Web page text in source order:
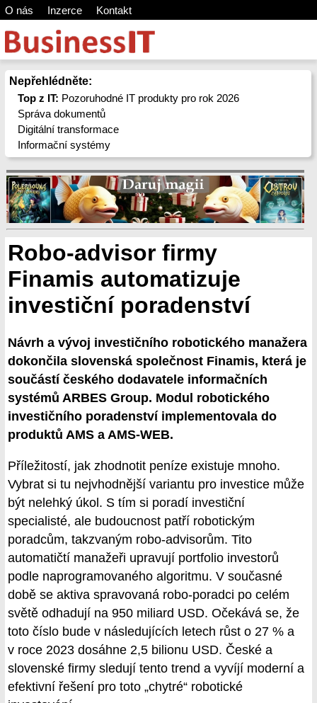
O nás Inzerce Kontakt
Nepřehlédněte:
Top z IT: Pozoruhodné IT produkty pro rok 2026
Správa dokumentů
Digitální transformace
Informační systémy
Robo-advisor firmy
Finamis automatizuje
investiční poradenství
Návrh a vývoj investičního robotického manažera
dokončila slovenská společnost Finamis, která je
součástí českého dodavatele informačních
systémů ARBES Group. Modul robotického
investičního poradenství implementovala do
produktů AMS a AMS-WEB.
Příležitostí, jak zhodnotit peníze existuje mnoho.
Vybrat si tu nejvhodnější variantu pro investice může
být nelehký úkol. S tím si poradí investiční
specialisté, ale budoucnost patří robotickým
poradcům, takzvaným robo-advisorům. Tito
automatičtí manažeři upravují portfolio investorů
podle naprogramovaného algoritmu. V současné
době se aktiva spravovaná robo-poradci po celém
světě odhadují na 950 miliard USD. Očekává se, že
toto číslo bude v následujících letech růst o 27 % a
v roce 2023 dosáhne 2,5 bilionu USD. České a
slovenské firmy sledují tento trend a vyvíjí moderní a
efektivní řešení pro toto „chytré“ robotické